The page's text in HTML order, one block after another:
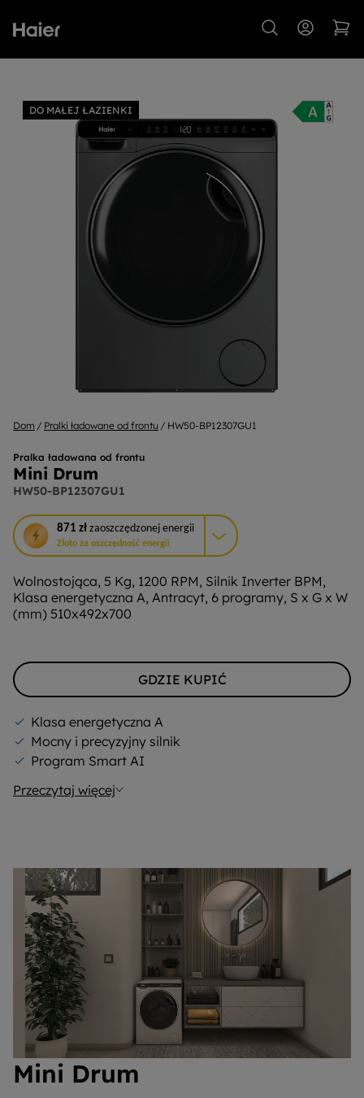
DO MAŁEJ ŁAZIENKI
Dom Pralki ładowane od frontu HW50-BP12307GU1
Pralka ładowana od frontu
Mini Drum
HW50-BP12307GU1
871 zł zaoszczędzonej energii
Złoto za oszczędność energii
To
działanie
otworzy
narzędzie
do
oszczędzania
energii
Wolnostojąca, 5 Kg, 1200 RPM, Silnik Inverter BPM,
Klasa energetyczna A, Antracyt, 6 programy, S x G x W
(mm) 510x492x700
GDZIE KUPIĆ
Klasa energetyczna A
Mocny i precyzyjny silnik
Program Smart AI
Przeczytaj więcej
Mini Drum